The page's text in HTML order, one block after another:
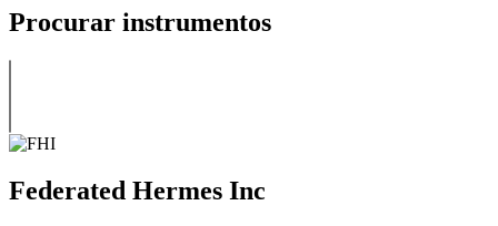
Procurar instrumentos
Federated Hermes Inc